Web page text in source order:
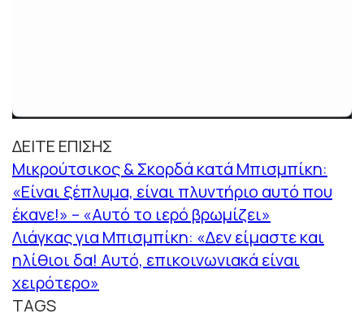
ΔΕΙΤΕ ΕΠΙΣΗΣ
Μικρούτσικος & Σκορδά κατά Μπισμπίκη:
«Είναι ξέπλυμα, είναι πλυντήριο αυτό που
έκανε!» – «Αυτό το ιερό βρωμίζει»
Λιάγκας για Μπισμπίκη: «Δεν είμαστε και
ηλίθιοι δα! Αυτό, επικοινωνιακά είναι
χειρότερο»
TAGS